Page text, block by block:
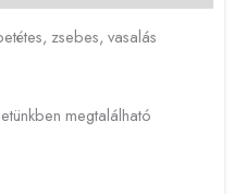
zsebes, vasalás
megtalálható